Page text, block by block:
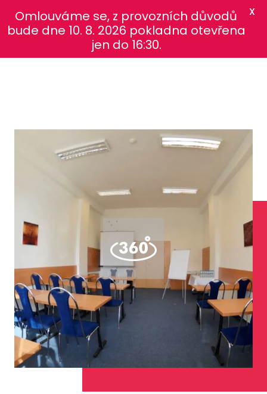
Omlouváme se, z provozních důvodů
bude dne 10. 8. 2026 pokladna otevřena
jen do 16:30.
X